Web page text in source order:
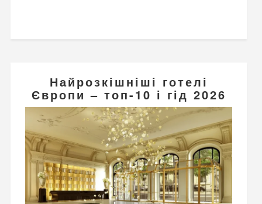
Найрозкішніші готелі
Європи – топ-10 і гід 2026